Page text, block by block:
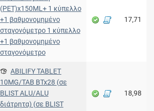
(PET)x150ML+ 1 κύπελλο
+1 βαθμονομημένο
σταγονόμετρο 1 κύπελλο
+1 βαθμονομημένο
σταγονόμετρο
17,71
ABILIFY TABLET
10MG/TAB BTx28 (σε
BLIST ALU/ALU
διάτρητα) (σε BLIST
18,98